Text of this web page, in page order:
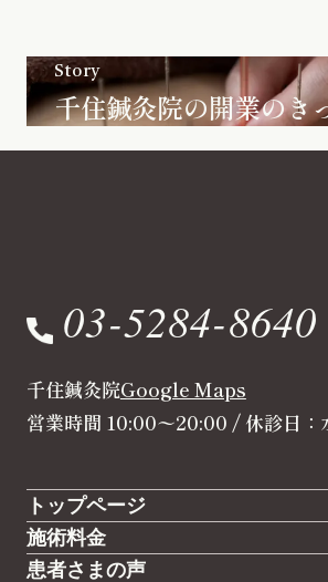
Story
千住鍼灸院の開業のき
03-5284-8640
千住鍼灸院
営業時間 10:00〜20:00 / 休診日：
Google Maps
トップページ
施術料金
患者さまの声